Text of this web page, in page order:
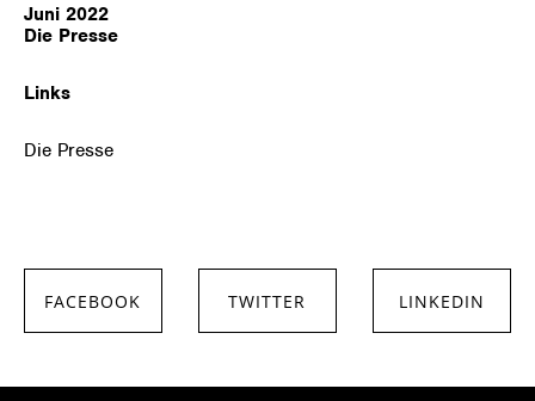
Juni 2022
Die Presse
Links
Die Presse
FACEBOOK TWITTER LINKEDIN